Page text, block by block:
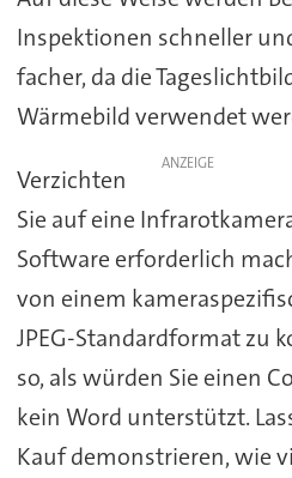
Inspektionen schneller
facher, da die
Wärmebild verwendet
ANZEIGE
Verzichten
Sie auf eine
Software erforderlich
von einem
JPEG-Standardformat zu
so, als würden Sie einen
kein Word unterstützt.
Kauf demonstrieren, wie